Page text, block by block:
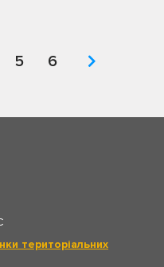
5 6
територіальних